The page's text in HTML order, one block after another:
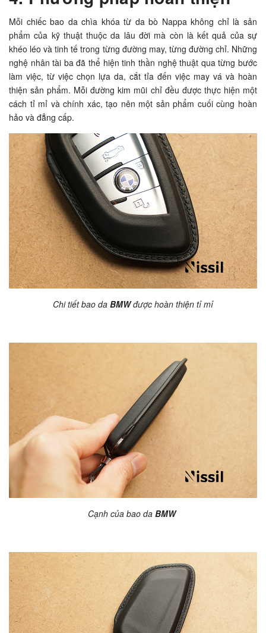
Mỗi chiếc bao da chìa khóa từ da bò Nappa không chỉ là sản
phẩm của kỹ thuật thuộc da lâu đời mà còn là kết quả của sự
khéo léo và tinh tế trong từng đường may, từng đường chỉ. Những
nghệ nhân tài ba đã thể hiện tinh thần nghệ thuật qua từng bước
làm việc, từ việc chọn lựa da, cắt tỉa đến việc may vá và hoàn
thiện sản phẩm. Mỗi đường kim mũi chỉ đều được thực hiện một
cách tỉ mỉ và chính xác, tạo nên một sản phẩm cuối cùng hoàn
hảo và đẳng cấp.
Chi tiết bao da BMWđược hoàn thiện tỉ mỉ
Cạnh của bao da BMW